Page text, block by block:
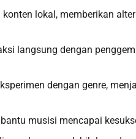
lokal, memberikan
langsung dengan
dengan genre,
musisi mencapai